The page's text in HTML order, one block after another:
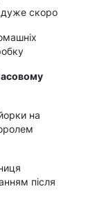
дуже скоро
на
після